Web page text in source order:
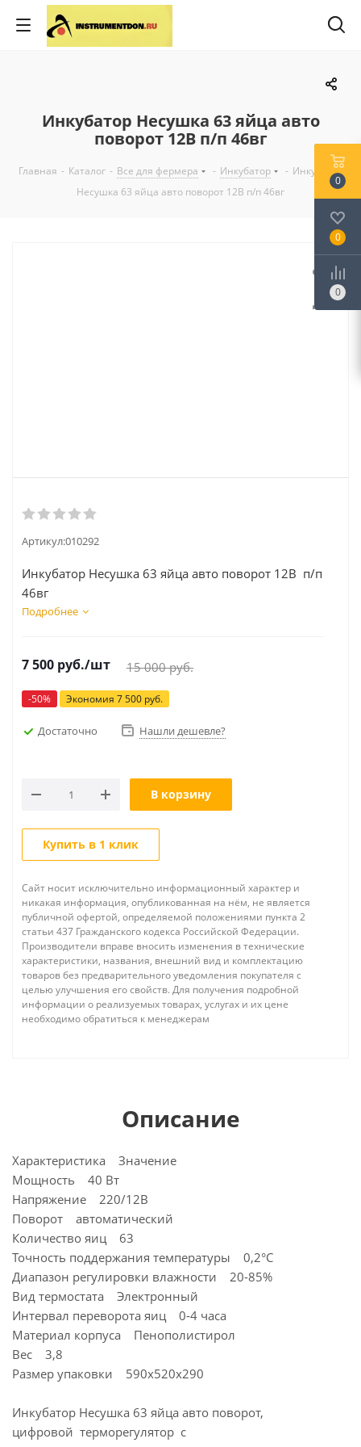
Инкубатор Несушка 63 яйца авто
поворот 12В п/п 46вг
Главная - Каталог - Все для фермера - Инкубатор - Инкубатор
Несушка 63 яйца авто поворот 12В п/п 46вг
Артикул:010292
Инкубатор Несушка 63 яйца авто поворот 12В п/п
46вг
Подробнее
7 500 руб./шт 15 000руб.
-50% Экономия 7 500 руб.
Достаточно Нашли дешевле?
В корзину
Купить в 1 клик
Сайт носит исключительно информационный характер и
никакая информация, опубликованная на нём, не является
публичной офертой, определяемой положениями пункта 2
статьи 437 Гражданского кодекса Российской Федерации.
Производители вправе вносить изменения в технические
характеристики, названия, внешний вид и комплектацию
товаров без предварительного уведомления покупателя с
целью улучшения его свойств. Для получения подробной
информации о реализуемых товарах, услугах и их цене
необходимо обратиться к менеджерам
Описание
Характеристика Значение
Мощность 40 Вт
Напряжение 220/12В
Поворот автоматический
Количество яиц 63
Точность поддержания температуры 0,2°C
Диапазон регулировки влажности 20-85%
Вид термостата Электронный
Интервал переворота яиц 0-4 часа
Материал корпуса Пенополистирол
Вес 3,8
Размер упаковки 590х520х290
Инкубатор Несушка 63 яйца авто поворот,
цифровой терморегулятор с
0
0
0